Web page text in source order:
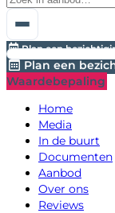
Plan een
Plan een
Waardebepaling
Home
Media
In de buurt
Documenten
Aanbod
Over ons
Reviews